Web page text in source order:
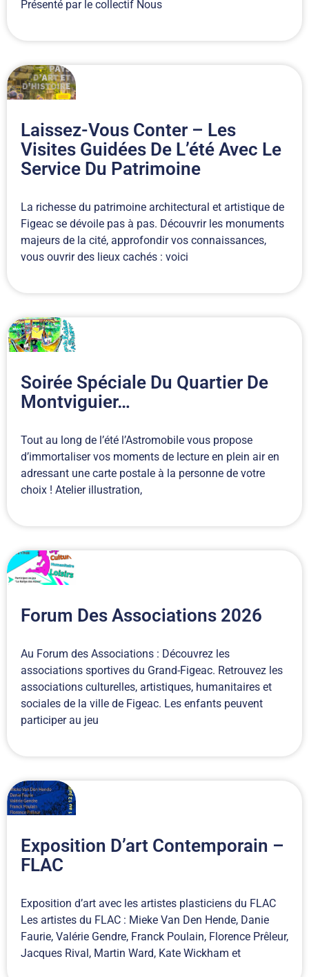
Présenté par le collectif Nous
Laissez-Vous Conter – Les
Visites Guidées De L’été Avec Le
Service Du Patrimoine
La richesse du patrimoine architectural et artistique de
Figeac se dévoile pas à pas. Découvrir les monuments
majeurs de la cité, approfondir vos connaissances,
vous ouvrir des lieux cachés : voici
Soirée Spéciale Du Quartier De
Montviguier…
Tout au long de l’été l’Astromobile vous propose
d’immortaliser vos moments de lecture en plein air en
adressant une carte postale à la personne de votre
choix ! Atelier illustration,
Forum Des Associations 2026
Au Forum des Associations : Découvrez les
associations sportives du Grand-Figeac. Retrouvez les
associations culturelles, artistiques, humanitaires et
sociales de la ville de Figeac. Les enfants peuvent
participer au jeu
Exposition D’art Contemporain –
FLAC
Exposition d’art avec les artistes plasticiens du FLAC
Les artistes du FLAC : Mieke Van Den Hende, Danie
Faurie, Valérie Gendre, Franck Poulain, Florence Prêleur,
Jacques Rival, Martin Ward, Kate Wickham et